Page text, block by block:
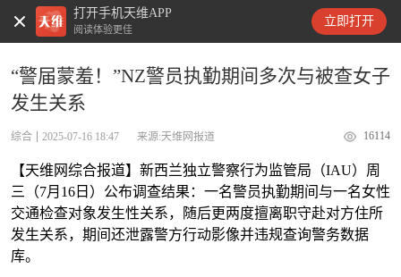
打开手机天维APP
阅读体验更佳
立即打开
天维新闻
“警届蒙羞！”NZ警员执勤期间多次与被查女子
发生关系
综合 2025-07-16 18:47 来源:天维网报道 16114
【天维网综合报道】新西兰独立警察行为监管局（IAU）周
三（7月16日）公布调查结果：一名警员执勤期间与一名女性
交通检查对象发生性关系，随后更两度擅离职守赴对方住所
发生关系，期间还泄露警方行动影像并违规查询警务数据
库。